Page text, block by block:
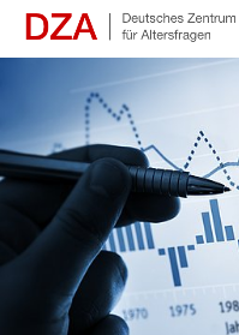
Springe zum Hauptinhalt